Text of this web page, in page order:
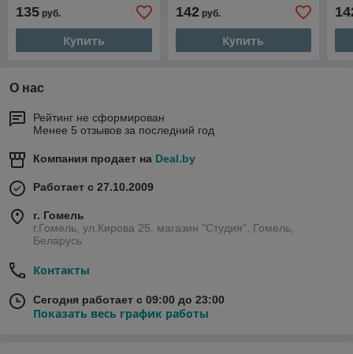
135 руб.
Купить
142руб.
Купить
О нас
Рейтинг не сформирован
Менее 5 отзывов за последний год
Компания продает на Deal.by
Работает с 27.10.2009
г. Гомель
г.Гомель, ул.Кирова 25, магазин "Студия", Гомель,
Беларусь
Контакты
Сегодня работает с 09:00 до 23:00
Показать весь график работы